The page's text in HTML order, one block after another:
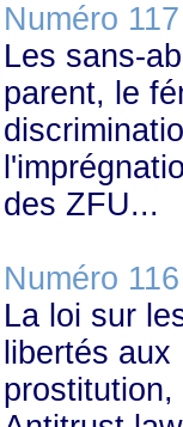
Numéro 117
Les sans-
parent, le
des ZFU...
Numéro 116
La loi sur
libertés